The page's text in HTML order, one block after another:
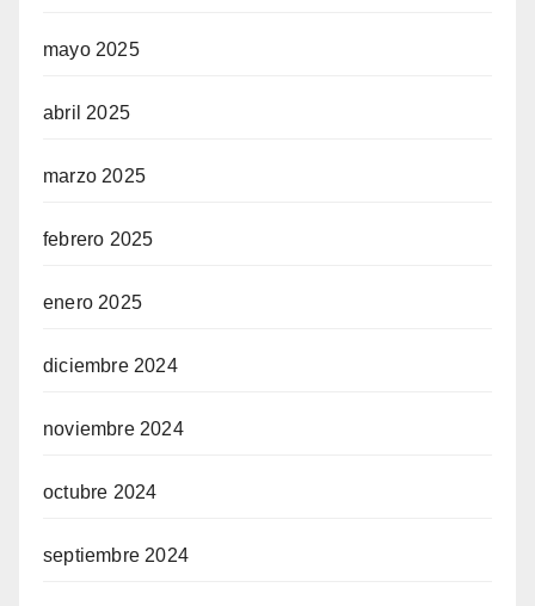
mayo 2025
abril 2025
marzo 2025
febrero 2025
enero 2025
diciembre 2024
noviembre 2024
octubre 2024
septiembre 2024